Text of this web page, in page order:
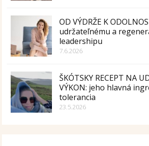
OD VÝDRŽE K
udržateľnému a
leadershipu
7.6.2026
ŠKÓTSKY RECEPT NA
VÝKON: jeho hlavná
tolerancia
23.5.2026